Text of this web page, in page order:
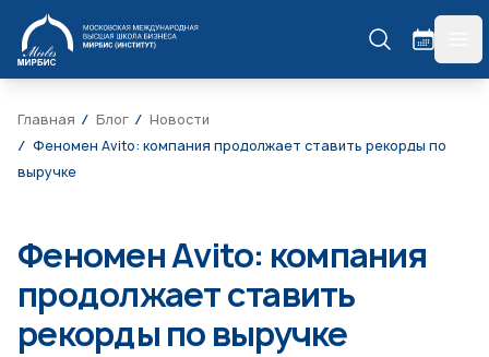
МИРБИС
Главная Блог
Новости
Феномен Avito: компания продолжает ставить рекорды по
выручке
Феномен Avito: компания
продолжает ставить
рекорды по выручке